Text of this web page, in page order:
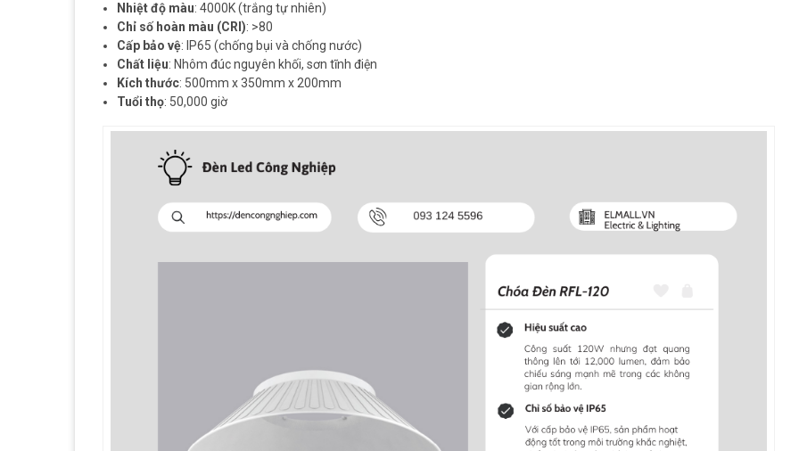
Nhiệt độ màu: 4000K (trắng tự nhiên)
Chỉ số hoàn màu (CRI): >80
Cấp bảo vệ: IP65 (chống bụi và chống nước)
Chất liệu: Nhôm đúc nguyên khối, sơn tĩnh điện
Kích thước: 500mm x 350mm x 200mm
Tuổi thọ: 50,000 giờ